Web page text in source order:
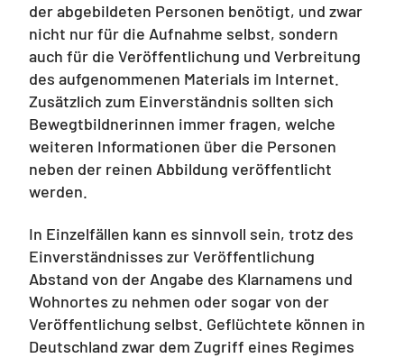
der abgebildeten Personen benötigt, und zwar
nicht nur für die Aufnahme selbst, sondern
auch für die Veröffentlichung und Verbreitung
des aufgenommenen Materials im Internet.
Zusätzlich zum Einverständnis sollten sich
Bewegtbildnerinnen immer fragen, welche
weiteren Informationen über die Personen
neben der reinen Abbildung veröffentlicht
werden.
In Einzelfällen kann es sinnvoll sein, trotz des
Einverständnisses zur Veröffentlichung
Abstand von der Angabe des Klarnamens und
Wohnortes zu nehmen oder sogar von der
Veröffentlichung selbst. Geflüchtete können in
Deutschland zwar dem Zugriff eines Regimes